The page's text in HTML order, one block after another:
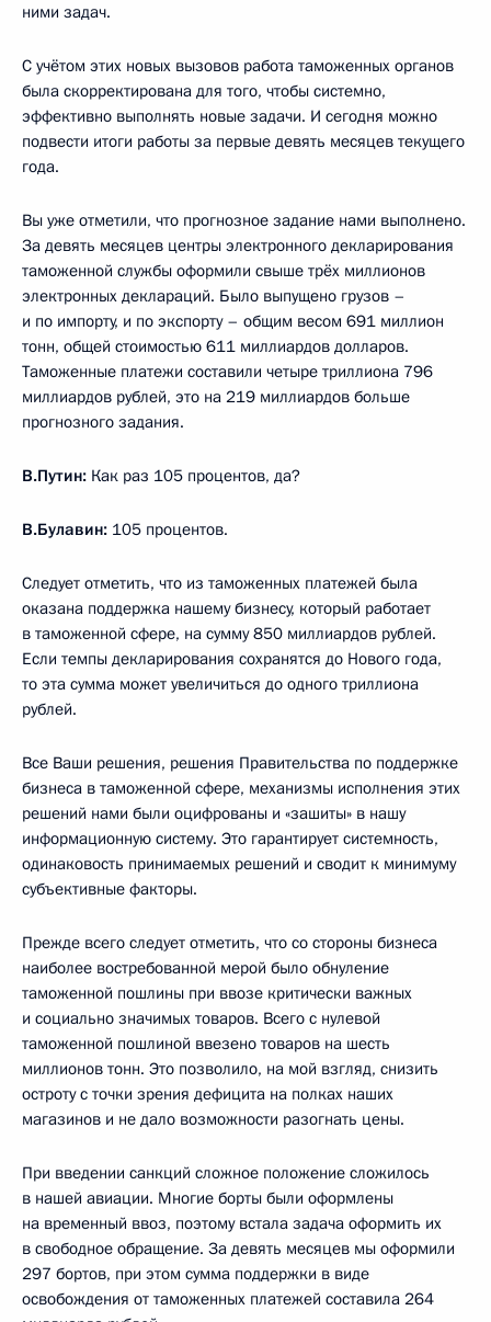
ними задач.
С учётом этих новых вызовов работа таможенных органов
была скорректирована для того, чтобы системно,
эффективно выполнять новые задачи. И сегодня можно
подвести итоги работы за первые девять месяцев текущего
года.
Вы уже отметили, что прогнозное задание нами выполнено.
За девять месяцев центры электронного декларирования
таможенной службы оформили свыше трёх миллионов
электронных деклараций. Было выпущено грузов –
и по импорту, и по экспорту – общим весом 691 миллион
тонн, общей стоимостью 611 миллиардов долларов.
Таможенные платежи составили четыре триллиона 796
миллиардов рублей, это на 219 миллиардов больше
прогнозного задания.
В.Путин: Как раз 105 процентов, да?
В.Булавин: 105 процентов.
Следует отметить, что из таможенных платежей была
оказана поддержка нашему бизнесу, который работает
в таможенной сфере, на сумму 850 миллиардов рублей.
Если темпы декларирования сохранятся до Нового года,
то эта сумма может увеличиться до одного триллиона
рублей.
Все Ваши решения, решения Правительства по поддержке
бизнеса в таможенной сфере, механизмы исполнения этих
решений нами были оцифрованы и «зашиты» в нашу
информационную систему. Это гарантирует системность,
одинаковость принимаемых решений и сводит к минимуму
субъективные факторы.
Прежде всего следует отметить, что со стороны бизнеса
наиболее востребованной мерой было обнуление
таможенной пошлины при ввозе критически важных
и социально значимых товаров. Всего с нулевой
таможенной пошлиной ввезено товаров на шесть
миллионов тонн. Это позволило, на мой взгляд, снизить
остроту с точки зрения дефицита на полках наших
магазинов и не дало возможности разогнать цены.
При введении санкций сложное положение сложилось
в нашей авиации. Многие борты были оформлены
на временный ввоз, поэтому встала задача оформить их
в свободное обращение. За девять месяцев мы оформили
297 бортов, при этом сумма поддержки в виде
освобождения от таможенных платежей составила 264